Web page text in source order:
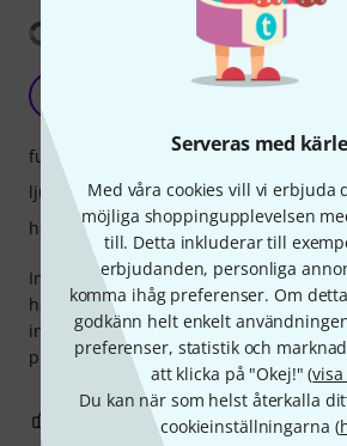
Serveras med
Med våra cookies vill vi erbjuda
möjliga shoppingupplevelsen
till. Detta inkluderar till
erbjudanden, personliga
komma ihåg preferenser. Om
godkänn helt enkelt
preferenser, statistik och
att klicka på "Okej!" (
Du kan när som helst återkalla
cookieinställningarna (
Symansym
In my options with ssl2 mk2 the sound
harsh like a 50 € mic i dont know if the
interfece but even with the emulation
proffesional
funktioner
ljud
hantverkskvalitet
ANMÄL RECENSION